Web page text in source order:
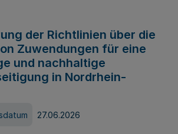
der Richtlinien über die
Zuwendungen für eine
und nachhaltige
in Nordrhein-
27.06.2026